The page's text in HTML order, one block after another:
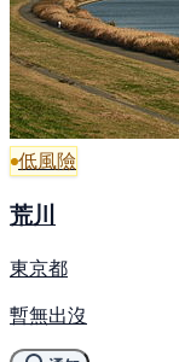
低風險
荒川
東京都
暫無出沒